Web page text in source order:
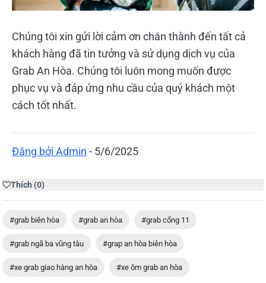
Chúng tôi xin gửi lời cảm ơn chân thành đến tất cả
khách hàng đã tin tưởng và sử dụng dịch vụ của
Grab An Hòa. Chúng tôi luôn mong muốn được
phục vụ và đáp ứng nhu cầu của quý khách một
cách tốt nhất.
Đăng bởi Admin - 5/6/2025
Thích (0)
#grab biên hòa #grab an hòa #grab cổng 11
#grab ngã ba vũng tàu #grap an hòa biên hòa
#xe grab giao hàng an hòa #xe ôm grab an hòa